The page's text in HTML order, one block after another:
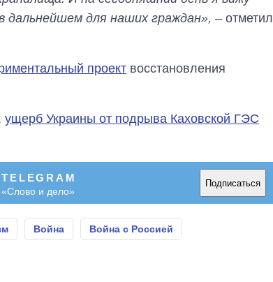
дальнейшем для наших граждан», – отметил
проект восстановления
ущерб Украины от подрыва Каховской ГЭС
и дело»
Подписаться
Война Война с Россией